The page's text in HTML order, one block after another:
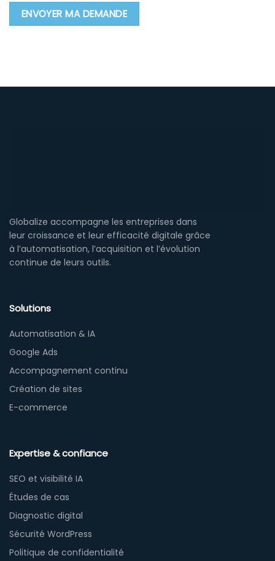
Globalize accompagne les entreprises dans
leur croissance et leur efficacité digitale grâce
à l’automatisation, l’acquisition et l’évolution
continue de leurs outils.
Solutions
Automatisation & IA
Google Ads
Accompagnement continu
Création de sites
E-commerce
Expertise & confiance
SEO et visibilité IA
Études de cas
Diagnostic digital
Sécurité WordPress
Politique de confidentialité